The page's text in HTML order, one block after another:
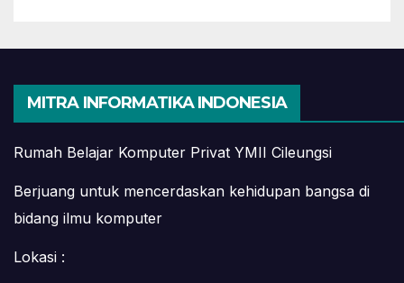
MITRA INFORMATIKA INDONESIA
Rumah Belajar Komputer Privat YMII Cileungsi
Berjuang untuk mencerdaskan kehidupan bangsa di
bidang ilmu komputer
Lokasi :